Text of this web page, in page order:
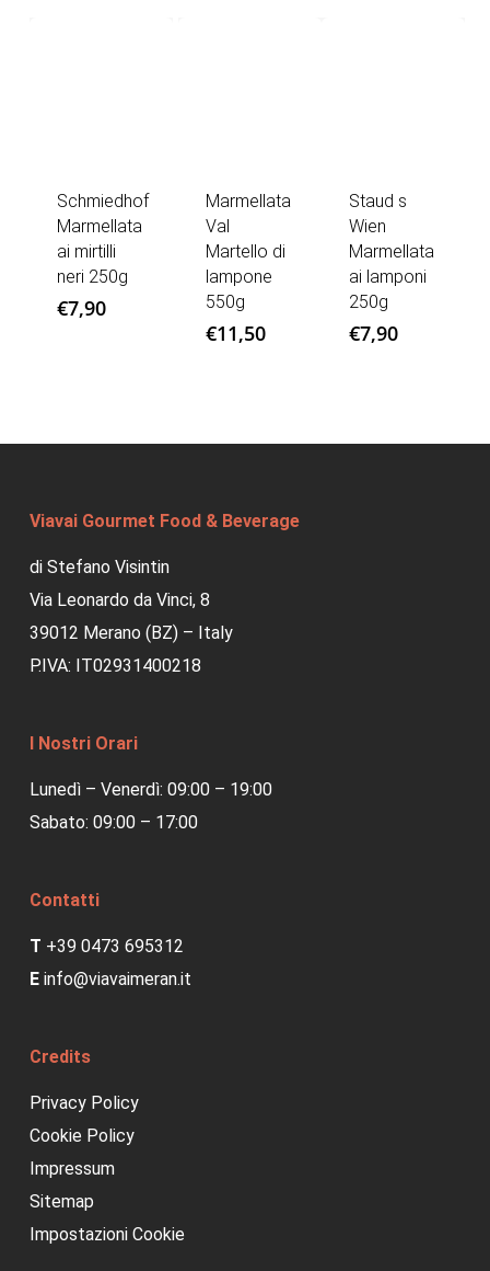
Schmiedhof
Marmellata
ai mirtilli
neri 250g
€7,90
Marmellata
Val
Martello di
lampone
550g
€11,50
Staud s
Wien
Marmellata
ai lamponi
250g
€7,90
Viavai Gourmet Food & Beverage
di Stefano Visintin
Via Leonardo da Vinci, 8
39012 Merano (BZ) – Italy
P.IVA: IT02931400218
I Nostri Orari
Lunedì – Venerdì: 09:00 – 19:00
Sabato: 09:00 – 17:00
Contatti
T +39 0473 695312
E info@viavaimeran.it
Credits
Privacy Policy
Cookie Policy
Impressum
Sitemap
Impostazioni Cookie